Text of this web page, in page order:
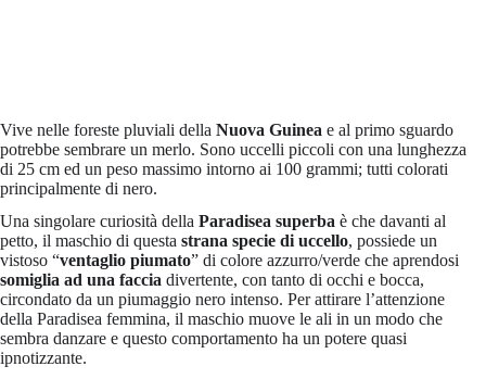
Vive nelle foreste pluviali della Nuova Guinea e al primo sguardo
potrebbe sembrare un merlo. Sono uccelli piccoli con una lunghezza
di 25 cm ed un peso massimo intorno ai 100 grammi; tutti colorati
principalmente di nero.
Una singolare curiosità della Paradisea superba è che davanti al
petto, il maschio di questa strana specie di uccello, possiede un
vistoso “ventaglio piumato” di colore azzurro/verde che aprendosi
somiglia ad una faccia divertente, con tanto di occhi e bocca,
circondato da un piumaggio nero intenso. Per attirare l’attenzione
della Paradisea femmina, il maschio muove le ali in un modo che
sembra danzare e questo comportamento ha un potere quasi
ipnotizzante.